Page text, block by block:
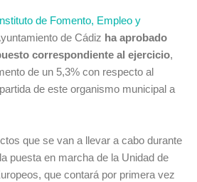
de Fomento, Empleo y
de Cádiz ha aprobado
correspondiente al ejercicio,
de un 5,3% con respecto al
de este organismo municipal a
que se van a llevar a cabo durante
puesta en marcha de la Unidad de
que contará por primera vez